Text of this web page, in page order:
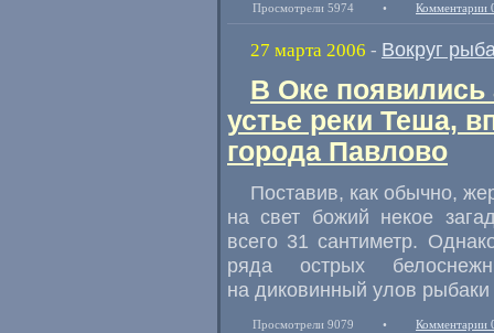
Просмотрели 5974 • Комментарии
27 марта 2006 - Вокруг
В Оке
устье реки Теша,
города Павлово
Поставив, как обычно,
на свет божий некое
всего 31 сантиметр.
ряда острых
на диковинный улов
Просмотрели 9079 • Комментарии